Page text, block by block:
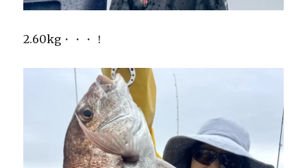
2.60kg・・・！